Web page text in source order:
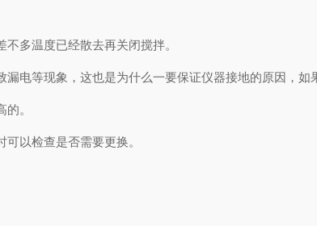
多温度已经散去再关闭搅拌。
等现象，这也是为什么一要保证仪器接地的原因，如
。
以检查是否需要更换。